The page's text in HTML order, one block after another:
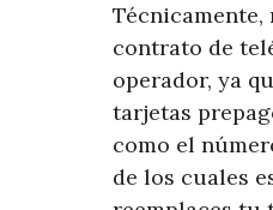
contrato de
operador, ya
tarjetas
como el
de los cuales